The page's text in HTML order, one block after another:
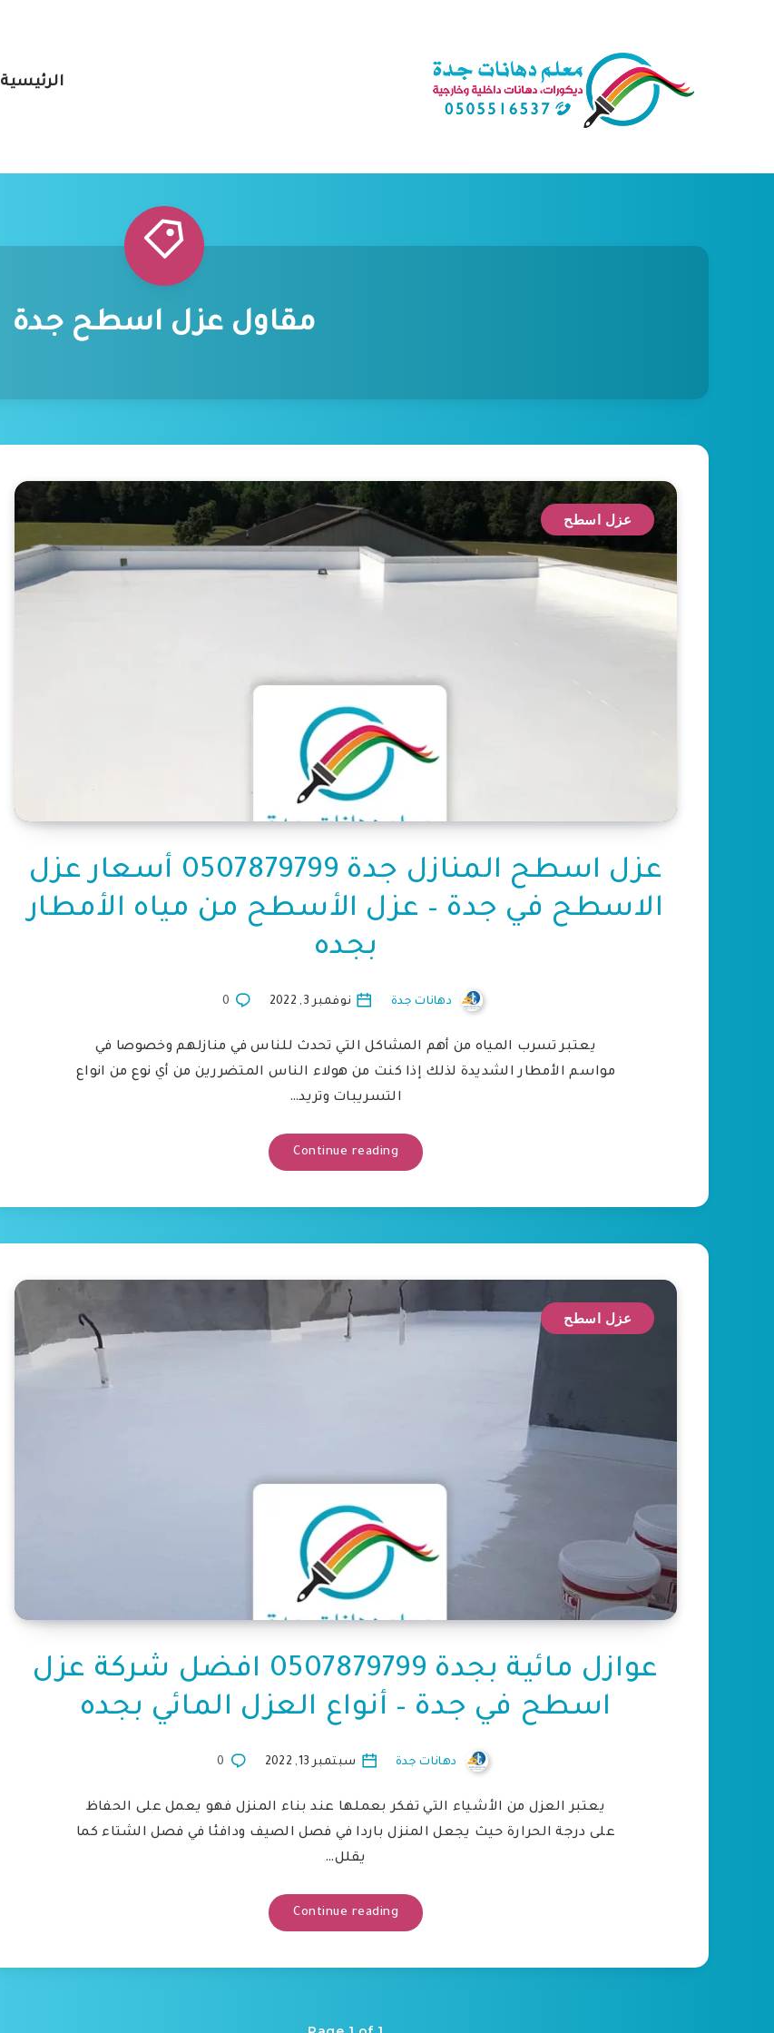
الرئيسية
مقاول عزل اسطح جدة
عزل اسطح
عزل اسطح المنازل جدة 0507879799 أسعار عزل
الاسطح في جدة – عزل الأسطح من مياه الأمطار
بجده
دهانات جدة نوفمبر 3, 2022 0
يعتبر تسرب المياه من أهم المشاكل التي تحدث للناس في منازلهم وخصوصا في
مواسم الأمطار الشديدة لذلك إذا كنت من هولاء الناس المتضررين من أي نوع من انواع
التسريبات وتريد…
Continue reading
عزل اسطح
عوازل مائية بجدة 0507879799 افضل شركة عزل
اسطح في جدة – أنواع العزل المائي بجده
دهانات جدة سبتمبر 13, 2022 0
يعتبر العزل من الأشياء التي تفكر بعملها عند بناء المنزل فهو يعمل على الحفاظ
على درجة الحرارة حيث يجعل المنزل باردا في فصل الصيف ودافئا في فصل الشتاء كما
يقلل…
Continue reading